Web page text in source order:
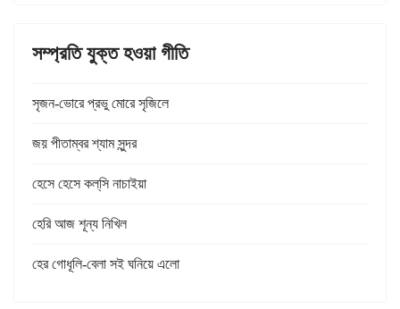
সম্প্রতি যুক্ত হওয়া গীতি
সৃজন-ভোরে প্রভু মোরে সৃজিলে
জয় পীতাম্বর শ্যাম সুন্দর
হেসে হেসে কল্‌সি নাচাইয়া
হেরি আজ শূন্য নিখিল
হের গোধূলি-বেলা সই ঘনিয়ে এলো